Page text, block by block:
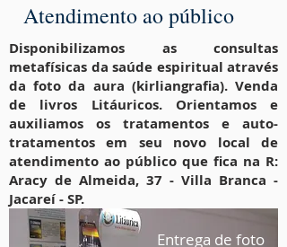
Atendimento ao público
Disponibilizamos as consultas
metafísicas da saúde espiritual através
da foto da aura (kirliangrafia). Venda
de livros Litáuricos. Orientamos e
auxiliamos os tratamentos e auto-
tratamentos em seu novo local de
atendimento ao público que fica na R:
Aracy de Almeida, 37 - Villa Branca -
Jacareí - SP.
Entrega de foto